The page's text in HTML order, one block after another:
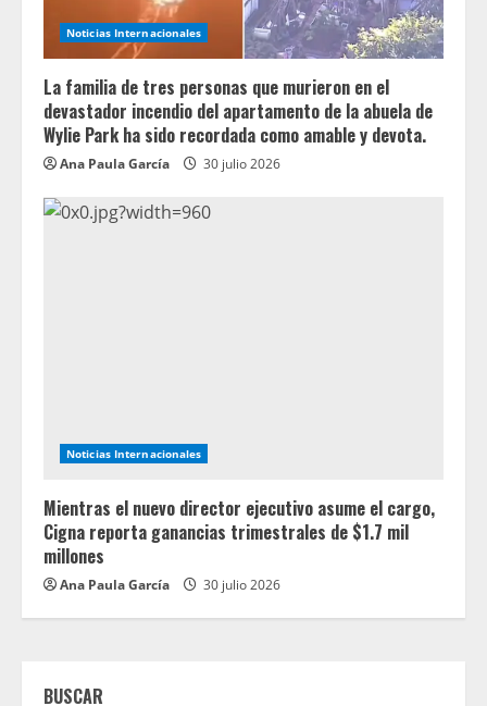
Noticias Internacionales
La familia de tres personas que murieron en el
devastador incendio del apartamento de la abuela de
Wylie Park ha sido recordada como amable y devota.
Ana Paula García 30 julio 2026
Noticias Internacionales
Mientras el nuevo director ejecutivo asume el cargo,
Cigna reporta ganancias trimestrales de $1.7 mil
millones
Ana Paula García 30 julio 2026
BUSCAR